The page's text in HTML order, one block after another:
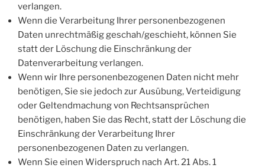
verlangen.
Wenn die Verarbeitung Ihrer personenbezogenen
Daten unrechtmäßig geschah/geschieht, können Sie
statt der Löschung die Einschränkung der
Datenverarbeitung verlangen.
Wenn wir Ihre personenbezogenen Daten nicht mehr
benötigen, Sie sie jedoch zur Ausübung, Verteidigung
oder Geltendmachung von Rechtsansprüchen
benötigen, haben Sie das Recht, statt der Löschung die
Einschränkung der Verarbeitung Ihrer
personenbezogenen Daten zu verlangen.
Wenn Sie einen Widerspruch nach Art. 21 Abs. 1